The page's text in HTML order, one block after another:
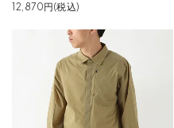
12,870円(税込)